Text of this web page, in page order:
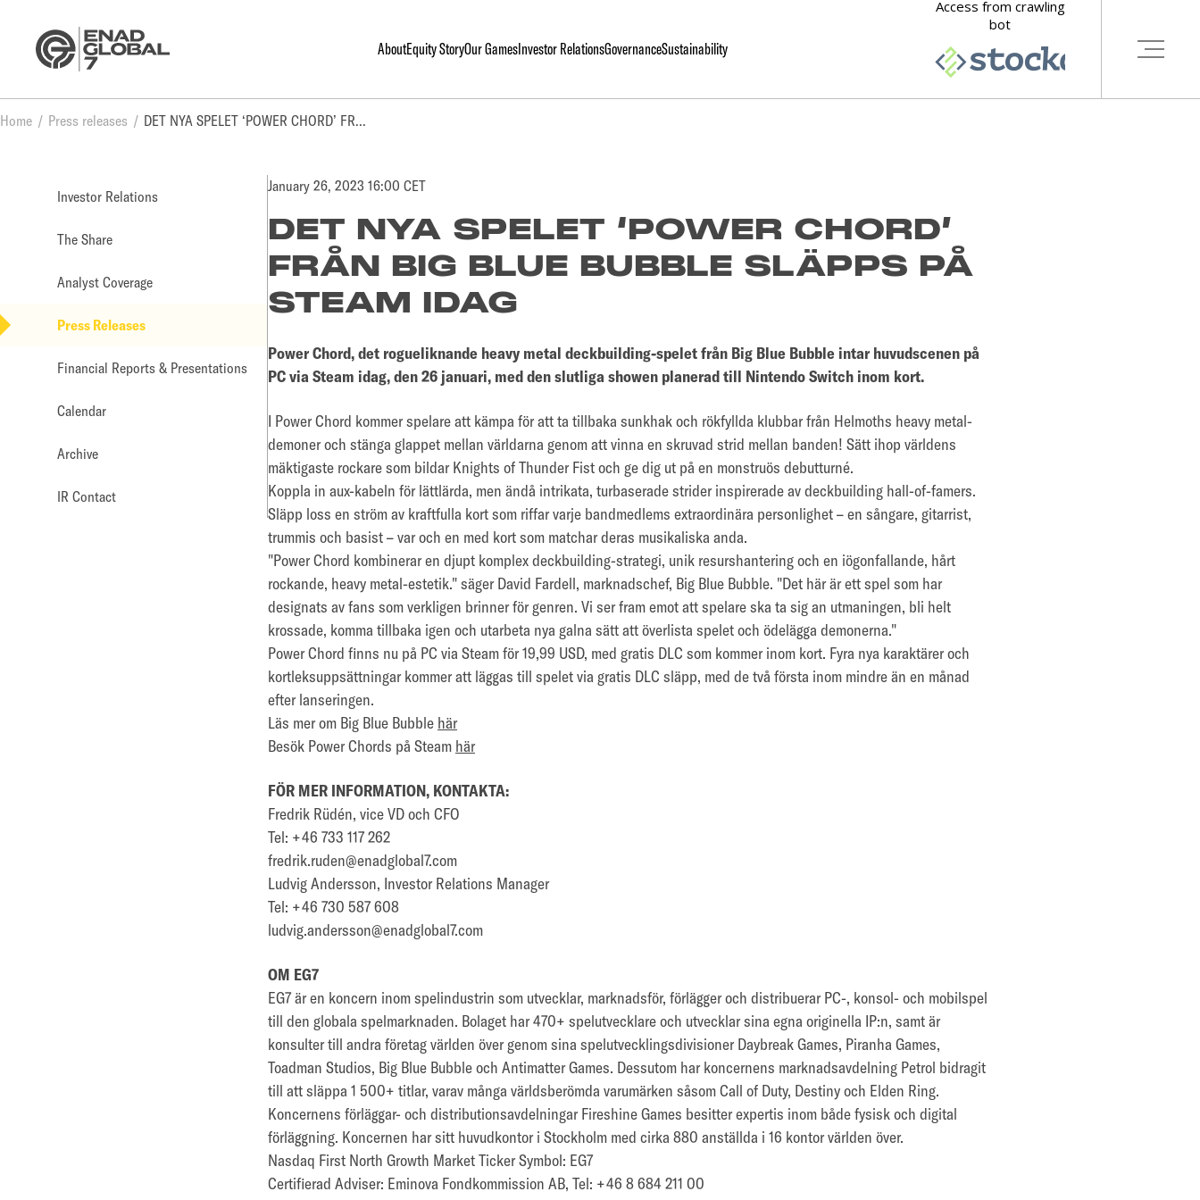
AboutEquity StoryOur GamesInvestor RelationsGovernanceSustainability
Home Press releases DET NYA SPELET ‘POWER CHORD’ FRÅN BIG BLUE BUBBLE SLÄPPS PÅ STEAM IDAG
Investor Relations
The Share
Analyst Coverage
Press Releases
Financial Reports & Presentations
Calendar
Archive
IR Contact
January 26, 2023 16:00 CET
DET NYA SPELET ‘POWER CHORD’
FRÅN BIG BLUE BUBBLE SLÄPPS PÅ
STEAM IDAG
Power Chord, det rogueliknande heavy metal deckbuilding-spelet från Big Blue Bubble intar huvudscenen på
PC via Steam idag, den 26 januari, med den slutliga showen planerad till Nintendo Switch inom kort.
I Power Chord kommer spelare att kämpa för att ta tillbaka sunkhak och rökfyllda klubbar från Helmoths heavy metal-
demoner och stänga glappet mellan världarna genom att vinna en skruvad strid mellan banden! Sätt ihop världens
mäktigaste rockare som bildar Knights of Thunder Fist och ge dig ut på en monstruös debutturné.
Koppla in aux-kabeln för lättlärda, men ändå intrikata, turbaserade strider inspirerade av deckbuilding hall-of-famers.
Släpp loss en ström av kraftfulla kort som riffar varje bandmedlems extraordinära personlighet – en sångare, gitarrist,
trummis och basist – var och en med kort som matchar deras musikaliska anda.
"Power Chord kombinerar en djupt komplex deckbuilding-strategi, unik resurshantering och en iögonfallande, hårt
rockande, heavy metal-estetik." säger David Fardell, marknadschef, Big Blue Bubble. "Det här är ett spel som har
designats av fans som verkligen brinner för genren. Vi ser fram emot att spelare ska ta sig an utmaningen, bli helt
krossade, komma tillbaka igen och utarbeta nya galna sätt att överlista spelet och ödelägga demonerna."
Power Chord finns nu på PC via Steam för 19,99 USD, med gratis DLC som kommer inom kort. Fyra nya karaktärer och
kortleksuppsättningar kommer att läggas till spelet via gratis DLC släpp, med de två första inom mindre än en månad
efter lanseringen.
Läs mer om Big Blue Bubble här
Besök Power Chords på Steam här
FÖR MER INFORMATION, KONTAKTA:
Fredrik Rüdén, vice VD och CFO
Tel: +46 733 117 262
fredrik.ruden@enadglobal7.com
Ludvig Andersson, Investor Relations Manager
Tel: +46 730 587 608
ludvig.andersson@enadglobal7.com
OM EG7
EG7 är en koncern inom spelindustrin som utvecklar, marknadsför, förlägger och distribuerar PC-, konsol- och mobilspel
till den globala spelmarknaden. Bolaget har 470+ spelutvecklare och utvecklar sina egna originella IP:n, samt är
konsulter till andra företag världen över genom sina spelutvecklingsdivisioner Daybreak Games, Piranha Games,
Toadman Studios, Big Blue Bubble och Antimatter Games. Dessutom har koncernens marknadsavdelning Petrol bidragit
till att släppa 1 500+ titlar, varav många världsberömda varumärken såsom Call of Duty, Destiny och Elden Ring.
Koncernens förläggar- och distributionsavdelningar Fireshine Games besitter expertis inom både fysisk och digital
förläggning. Koncernen har sitt huvudkontor i Stockholm med cirka 880 anställda i 16 kontor världen över.
Nasdaq First North Growth Market Ticker Symbol: EG7
Certifierad Adviser: Eminova Fondkommission AB, Tel: +46 8 684 211 00